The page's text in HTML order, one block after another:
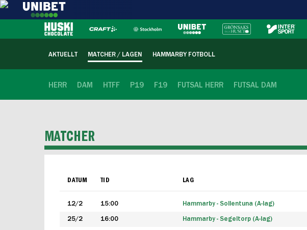
AKTUELLT MATCHER / LAGEN HAMMARBY FOTBOLL
HERR DAM HTFF P19 F19 FUTSAL HERR FUTSAL DAM
MATCHER
DATUM TID LAG
12/2 15:00 Hammarby - Sollentuna (A-lag)
25/2 16:00 Hammarby - Segeltorp (A-lag)